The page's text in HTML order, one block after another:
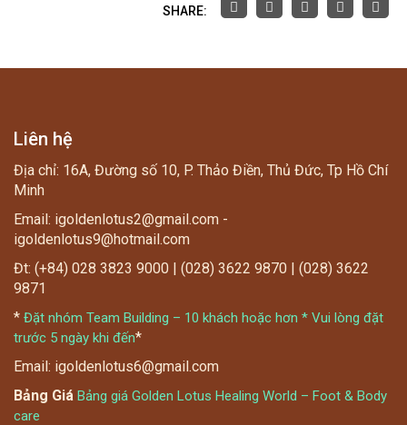
SHARE:
Liên hệ
Địa chỉ: 16A, Đường số 10, P. Thảo Điền, Thủ Đức, Tp Hồ Chí
Minh
Email: igoldenlotus2@gmail.com -
igoldenlotus9@hotmail.com
Đt: (+84) 028 3823 9000 | (028) 3622 9870 | (028) 3622
9871
* Đặt nhóm Team Building – 10 khách hoặc hơn * Vui lòng đặt
trước 5 ngày khi đến*
Email: igoldenlotus6@gmail.com
Bảng Giá Bảng giá Golden Lotus Healing World – Foot & Body
care